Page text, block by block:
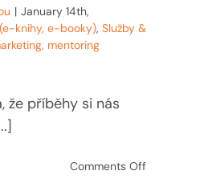
| January 14th,
knihy, e-booky), Služby &
mentoring
že příběhy si nás
Comments Offon